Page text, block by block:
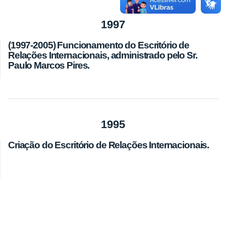
1997
(1997-2005) Funcionamento do Escritório de
Relações Internacionais, administrado pelo Sr.
Paulo Marcos Pires.
1995
Criação do Escritório de Relações Internacionais.